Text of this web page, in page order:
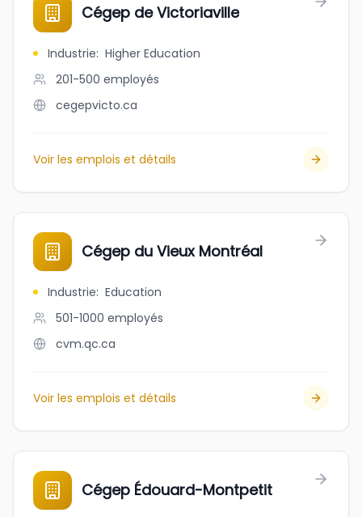
Cégep de Victoriaville
Industrie: Higher Education
201-500 employés
cegepvicto.ca
Voir les emplois et détails
Cégep du Vieux Montréal
Industrie: Education
501-1000 employés
cvm.qc.ca
Voir les emplois et détails
Cégep Édouard-Montpetit